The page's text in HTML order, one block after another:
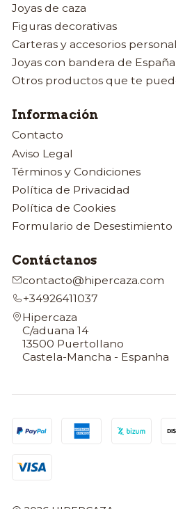
Joyas de caza
Figuras decorativas
Carteras y accesorios
Joyas con bandera de España
Otros productos que te
Información
Contacto
Aviso Legal
Términos y Condiciones
Política de Privacidad
Política de Cookies
Formulario de Desestimiento
Contáctanos
contacto@hipercaza.com
+34926411037
Hipercaza
C/aduana 14
13500 Puertollano
Castela-Mancha - Espanha